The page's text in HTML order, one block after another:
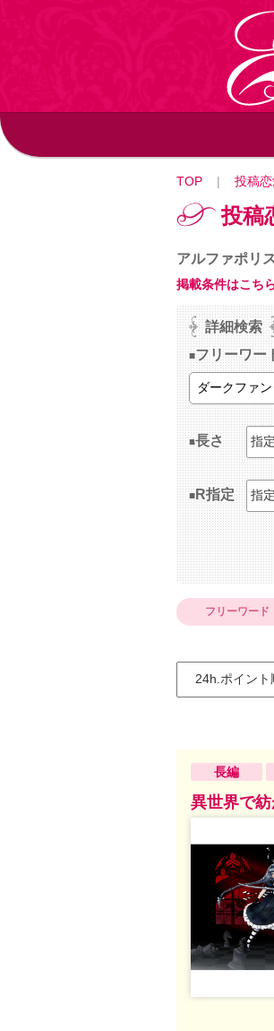
TOP | 投稿
投稿
アルファポリ
掲載条件はこち
詳細検索
フリーワー
長さ
R指定
フリーワード
長編
異世界で